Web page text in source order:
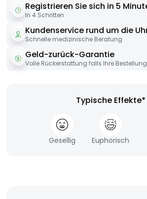
Registrieren Sie sich in 5
In 4 Schritten
Kundenservice rund um die
Schnelle medizinische Beratung
Geld-zurück-Garantie
Volle Rückerstattung falls Ihre
Typische Effekte*
Gesellig Euphorisch